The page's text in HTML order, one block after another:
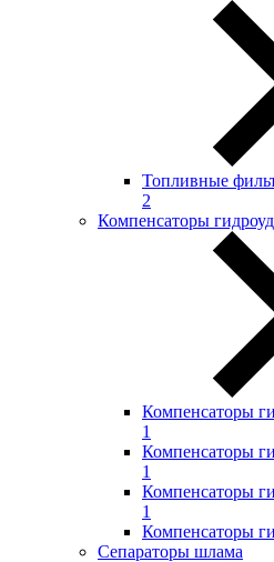
Топливные
2
Компенсаторы
Компенсаторы
1
Компенсаторы
1
Компенсаторы
1
Компенсаторы
Сепараторы шлама